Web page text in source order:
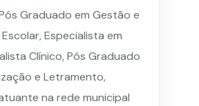
Graduado em Gestão e
Especialista em
Clínico, Pós Graduado
e Letramento,
na rede municipal